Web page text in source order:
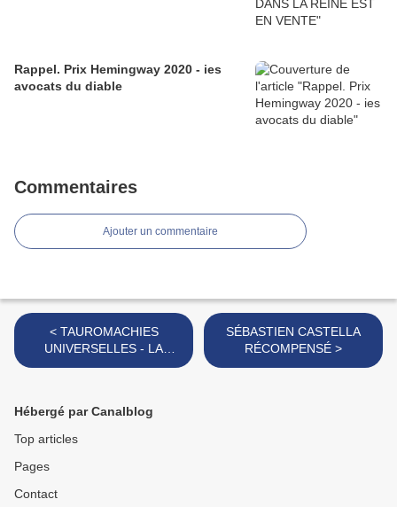
Rappel. Prix Hemingway 2020 - ies
avocats du diable
Commentaires
Ajouter un commentaire
< TAUROMACHIES
UNIVERSELLES - LA
VIDEO
SÉBASTIEN CASTELLA
RÉCOMPENSÉ >
Hébergé par Canalblog
Top articles
Pages
Contact